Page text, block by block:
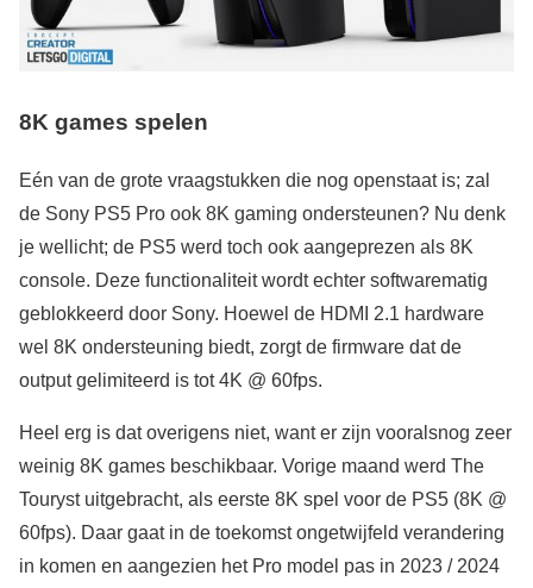
8K games spelen
Eén van de grote vraagstukken die nog openstaat is; zal
de Sony PS5 Pro ook 8K gaming ondersteunen? Nu denk
je wellicht; de PS5 werd toch ook aangeprezen als 8K
console. Deze functionaliteit wordt echter softwarematig
geblokkeerd door Sony. Hoewel de HDMI 2.1 hardware
wel 8K ondersteuning biedt, zorgt de firmware dat de
output gelimiteerd is tot 4K @ 60fps.
Heel erg is dat overigens niet, want er zijn vooralsnog zeer
weinig 8K games beschikbaar. Vorige maand werd The
Touryst uitgebracht, als eerste 8K spel voor de PS5 (8K @
60fps). Daar gaat in de toekomst ongetwijfeld verandering
in komen en aangezien het Pro model pas in 2023 / 2024